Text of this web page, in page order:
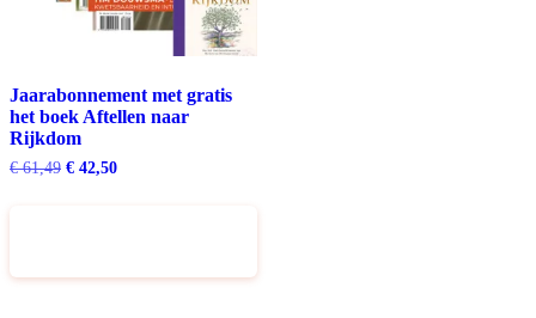
Jaarabonnement met gratis
het boek Aftellen naar
Rijkdom
€61,49 Oorspronkelijke
€ 42,50Huidige